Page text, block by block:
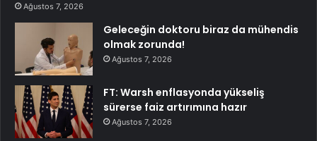
Ağustos 7, 2026
Geleceğin doktoru biraz da mühendis
olmak zorunda!
Ağustos 7, 2026
FT: Warsh enflasyonda yükseliş
sürerse faiz artırımına hazır
Ağustos 7, 2026